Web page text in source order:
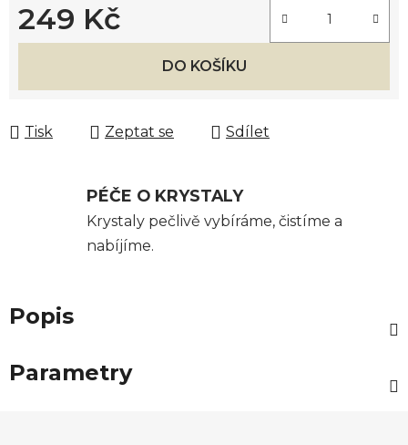
249 Kč
Měrná cena:
DO KOŠÍKU
Tisk Zeptat se Sdílet
PÉČE O KRYSTALY
Krystaly pečlivě vybíráme, čistíme a
nabíjíme.
Popis
Parametry